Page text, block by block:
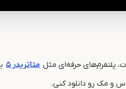
پلتفرم‌های حرفه‌ای مثل متاتریدر ۵
و مک رو دانلود کنی.